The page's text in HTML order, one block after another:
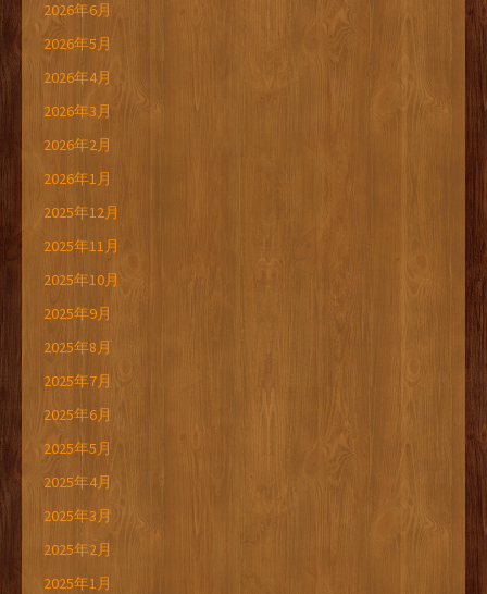
2026年6月
2026年5月
2026年4月
2026年3月
2026年2月
2026年1月
2025年12月
2025年11月
2025年10月
2025年9月
2025年8月
2025年7月
2025年6月
2025年5月
2025年4月
2025年3月
2025年2月
2025年1月